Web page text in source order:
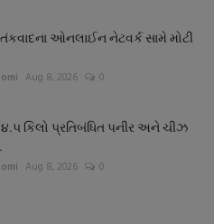
ઓનલાઈન નેટવર્ક સામે મોટી
Aug 8, 2026 0
કિલો પ્રતિબંધિત પનીર અને ચીઝ
Aug 8, 2026 0